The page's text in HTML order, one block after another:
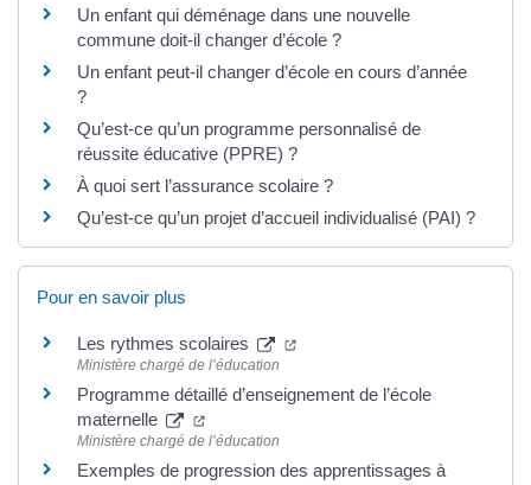
Un enfant qui déménage dans une nouvelle
commune doit-il changer d’école ?
Un enfant peut-il changer d’école en cours d’année
?
Qu’est-ce qu’un programme personnalisé de
réussite éducative (PPRE) ?
À quoi sert l’assurance scolaire ?
Qu’est-ce qu’un projet d’accueil individualisé (PAI) ?
Pour en savoir plus
Les rythmes scolaires
Ministère chargé de l’éducation
Programme détaillé d’enseignement de l’école
maternelle
Ministère chargé de l’éducation
Exemples de progression des apprentissages à